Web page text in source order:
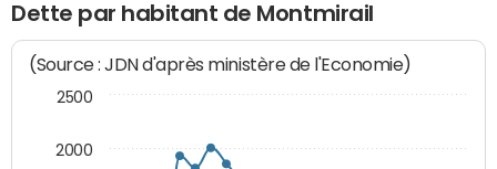
Dette par habitant de Montmirail
(Source : JDN d'après ministère de l'Economie)
2000
2500